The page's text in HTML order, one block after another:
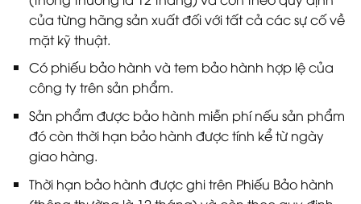
của từng hãng sản xuất đối với tất cả các sự cố về
mặt kỹ thuật.
Có phiếu bảo hành và tem bảo hành hợp lệ của
công ty trên sản phẩm.
Sản phẩm được bảo hành miễn phí nếu sản phẩm
đó còn thời hạn bảo hành được tính kể từ ngày
giao hàng.
Thời hạn bảo hành được ghi trên Phiếu Bảo hành